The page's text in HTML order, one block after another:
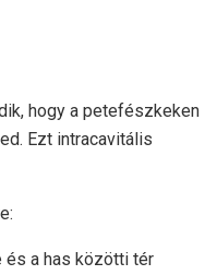
hogy a petefészkeken
Ezt intracavitális
és a has közötti tér